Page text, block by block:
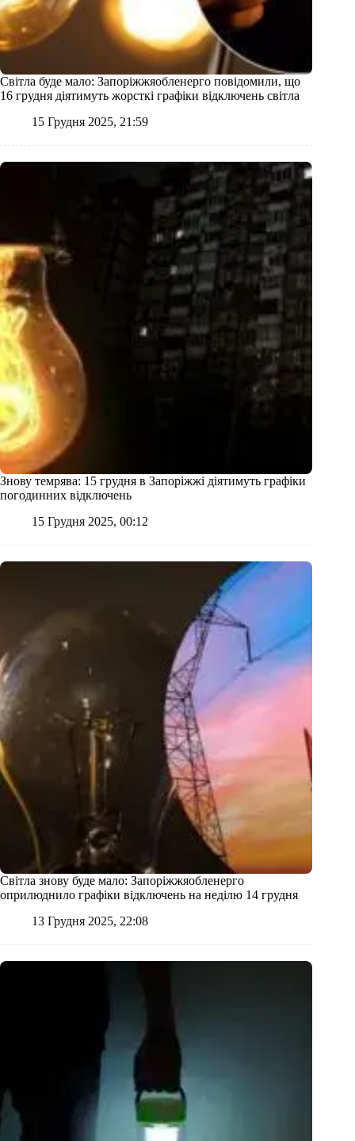
Світла буде мало: Запоріжжяобленерго повідомили, що
16 грудня діятимуть жорсткі графіки відключень світла
15 Грудня 2025, 21:59
Знову темрява: 15 грудня в Запоріжжі діятимуть графіки
погодинних відключень
15 Грудня 2025, 00:12
Світла знову буде мало: Запоріжжяобленерго
оприлюднило графіки відключень на неділю 14 грудня
13 Грудня 2025, 22:08